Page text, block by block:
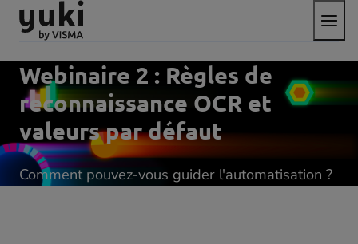
Aller
Passer
de
page
aller
à
page
d'accueil
le
menu
Webinaire 2 : Règles de
reconnaissance OCR et
valeurs par défaut
Comment pouvez-vous guider l'automatisation ?